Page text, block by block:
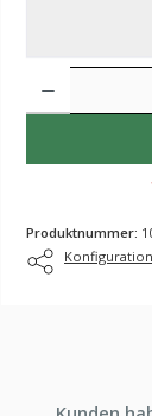
Produkt Anzahl: Gib
Produktnummer: